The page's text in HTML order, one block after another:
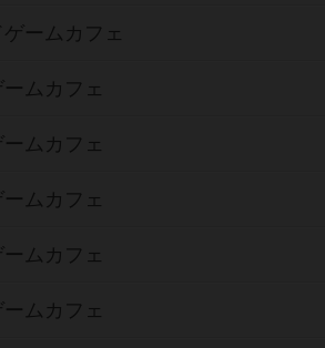
ームカフェ
ムカフェ
ムカフェ
ムカフェ
ムカフェ
ムカフェ